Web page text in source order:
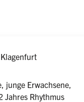
junge Erwachsene,
Jahres Rhythmus